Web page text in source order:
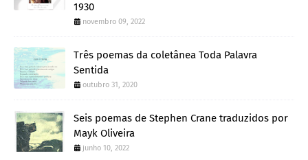
1930
novembro 09, 2022
Três poemas da coletânea Toda Palavra
Sentida
outubro 31, 2020
Seis poemas de Stephen Crane traduzidos por
Mayk Oliveira
junho 10, 2022